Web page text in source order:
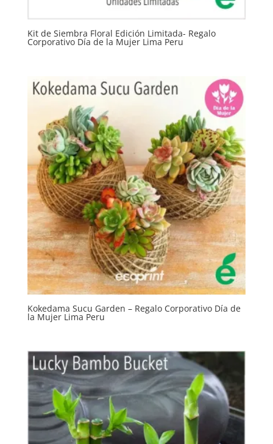
Kit de Siembra Floral Edición Limitada- Regalo
Corporativo Día de la Mujer Lima Peru
Kokedama Sucu Garden – Regalo Corporativo Día de
la Mujer Lima Peru